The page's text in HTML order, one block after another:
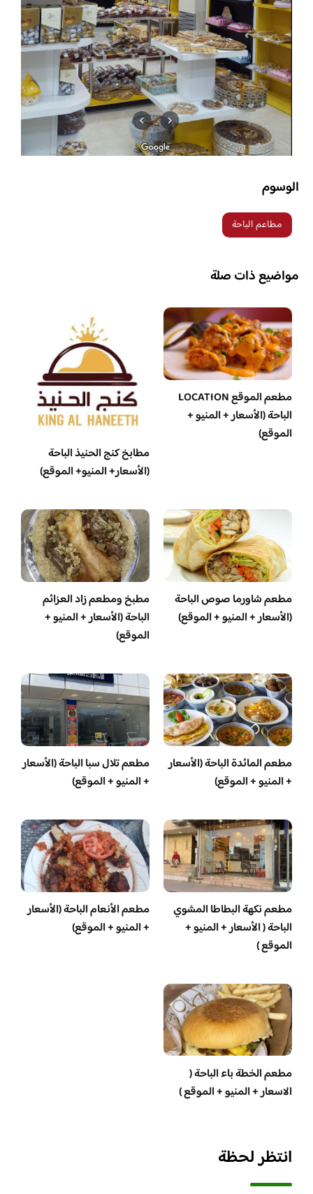
الوسوم
مطاعم الباحة
مواضيع ذات صلة
مطعم الموقع LOCATION
الباحة (الأسعار + المنيو +
الموقع)
مطابخ كنج الحنيذ الباحة
(الأسعار+ المنيو+ الموقع)
مطعم شاورما صوص الباحة
(الأسعار + المنيو + الموقع)
مطبخ ومطعم زاد العزائم
الباحة (الأسعار + المنيو +
الموقع)
مطعم المائدة الباحة (الأسعار
+ المنيو + الموقع)
مطعم تلال سبا الباحة (الأسعار
+ المنيو + الموقع)
مطعم نكهة البطاطا المشوي
الباحة ( الأسعار + المنيو +
الموقع )
مطعم الأنعام الباحة (الأسعار
+ المنيو + الموقع)
مطعم الخطة باء الباحة (
الاسعار + المنيو + الموقع )
انتظر لحظة